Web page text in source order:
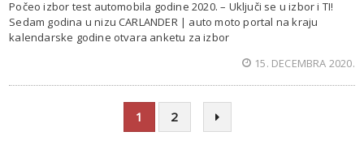
Počeo izbor test automobila godine 2020. – Uključi se u izbor i TI!
Sedam godina u nizu CARLANDER | auto moto portal na kraju
kalendarske godine otvara anketu za izbor
15. DECEMBRA 2020.
1 2